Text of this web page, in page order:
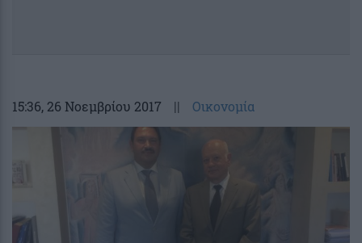
15:36, 26 Νοεμβρίου 2017 || Οικονομία